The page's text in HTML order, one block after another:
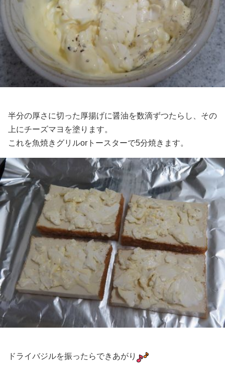
半分の厚さに切った厚揚げに醤油を数滴ずつたらし、その
上にチーズマヨを塗ります。
これを魚焼きグリルorトースターで5分焼きます。
ドライバジルを振ったらできあがり